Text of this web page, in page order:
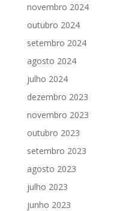
novembro 2024
outubro 2024
setembro 2024
agosto 2024
julho 2024
dezembro 2023
novembro 2023
outubro 2023
setembro 2023
agosto 2023
julho 2023
junho 2023